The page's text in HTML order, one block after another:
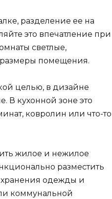
разделение ее на
это впечатление при
светлые,
размеры помещения.
целью, в дизайне
В кухонной зоне это
ковролин или что-то
жилое и нежилое
разместить
одежды и
коммунальной